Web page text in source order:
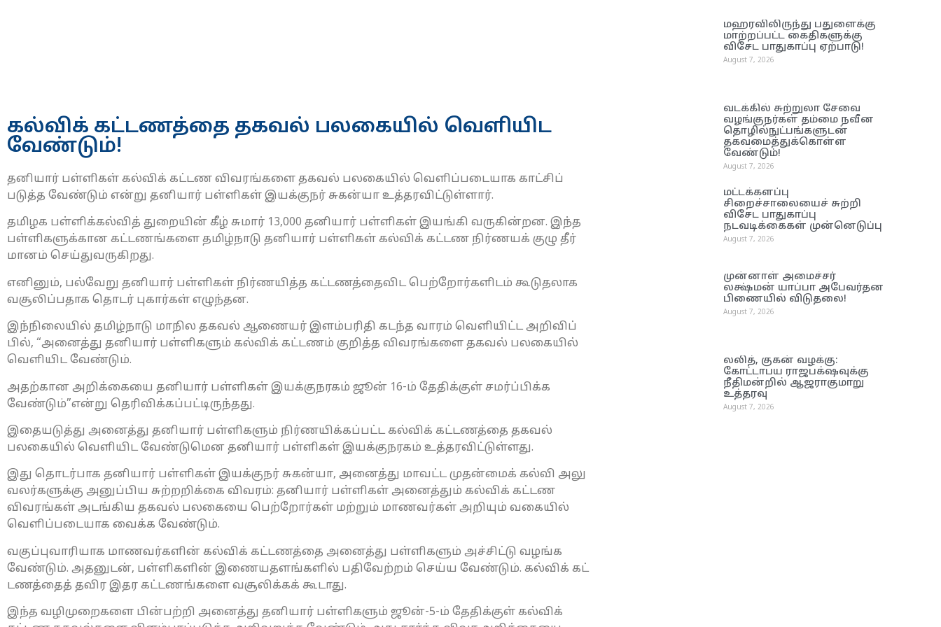
கல்விக் கட்டணத்தை தகவல் பலகையில் வெளியிட
வேண்டும்!
தனி​யார் பள்​ளி​கள் கல்விக் கட்டண விவரங்​களை தகவல் பலகை​யில் வெளிப்​படை​யாக காட்​சிப்​
படுத்த வேண்​டும் என்று தனி​யார் பள்​ளி​கள் இயக்​குநர் சுகன்யா உத்​தர​விட்​டுள்​ளார்.
தமிழக பள்​ளிக்​கல்​வித் துறை​யின் கீழ் சுமார் 13,000 தனியார் பள்​ளி​கள் இயங்கி வரு​கின்​றன. இந்த
பள்​ளி​களுக்​கான கட்​ட​ணங்​களை தமிழ்​நாடு தனி​யார் பள்​ளி​கள் கல்விக் கட்டண நிர்​ணயக் குழு தீர்​
மானம் செய்​து​வரு​கிறது.
எனினும், பல்​வேறு தனி​யார் பள்​ளி​கள் நிர்​ண​யித்த கட்​ட​ணத்​தை​விட பெற்​றோர்​களிடம் கூடு​தலாக
வசூலிப்​ப​தாக தொடர் புகார்​கள் எழுந்​தன.
இந்​நிலை​யில் தமிழ்​நாடு மாநில தகவல் ஆணை​யர் இளம்​பரிதி கடந்த வாரம் வெளி​யிட்ட அறி​விப்​
பில், “அனைத்து தனி​யார் பள்​ளி​களும் கல்விக் கட்​ட​ணம் குறித்த விவரங்​களை தகவல் பலகை​யில்
வெளி​யிட வேண்​டும்.
அதற்​கான அறிக்​கையை தனி​யார் பள்​ளி​கள் இயக்​குநரகம் ஜூன் 16-ம் தேதிக்​குள் சமர்ப்​பிக்க
வேண்​டும்​”என்று தெரிவிக்​கப்​பட்​டிருந்​தது.
இதையடுத்து அனைத்து தனி​யார் பள்​ளி​களும் நிர்​ண​யிக்​கப்​பட்ட கல்விக் கட்​ட​ணத்தை தகவல்
பலகை​யில் வெளி​யிட வேண்​டுமென தனி​யார் பள்​ளி​கள் இயக்​குநரகம் உத்​தர​விட்​டுள்​ளது.
இது தொடர்பாக தனி​யார் பள்​ளி​கள் இயக்குநர் சுகன்​யா, அனைத்து மாவட்ட முதன்​மைக் கல்வி அலு​
வலர்​களுக்கு அனுப்​பிய சுற்​றறிக்கை விவரம்: தனி​யார் பள்​ளி​கள் அனைத்​தும் கல்விக் கட்டண
விவரங்​கள் அடங்​கிய தகவல் பலகையை பெற்​றோர்​கள் மற்​றும் மாணவர்​கள் அறி​யும் வகை​யில்
வெளிப்​படை​யாக வைக்க வேண்​டும்.
வகுப்​பு​வாரி​யாக மாணவர்​களின் கல்விக் கட்​ட​ணத்தை அனைத்து பள்​ளி​களும் அச்​சிட்டு வழங்க
வேண்​டும். அதனுடன், பள்​ளி​களின் இணை​யதளங்​களில் பதிவேற்​றம் செய்ய வேண்​டும். கல்விக் கட்​
ட​ணத்​தைத் தவிர இதர கட்​ட​ணங்​களை வசூலிக்​கக்​ கூ​டாது.
இந்த வழி​முறை​களை பின்​பற்றி அனைத்து தனி​யார் பள்​ளி​களும் ஜூன்​-5-ம் தேதிக்​குள் கல்விக்
மஹரவிலிருந்து பதுளைக்கு
மாற்றப்பட்ட கைதிகளுக்கு
விசேட பாதுகாப்பு ஏற்பாடு!
August 7, 2026
வடக்கில் சுற்றுலா சேவை
வழங்குநர்கள் தம்மை நவீன
தொழில்நுட்பங்களுடன்
தகவமைத்துக்கொள்ள
வேண்டும்!
August 7, 2026
மட்டக்களப்பு
சிறைச்சாலையைச் சுற்றி
விசேட பாதுகாப்பு
நடவடிக்கைகள் முன்னெடுப்பு
August 7, 2026
முன்னாள் அமைச்சர்
லக்ஷ்மன் யாப்பா அபேவர்தன
பிணையில் விடுதலை!
August 7, 2026
லலித், குகன் வழக்கு:
கோட்டாபய ராஜபக்‌ஷவுக்கு
நீதிமன்றில் ஆஜராகுமாறு
உத்தரவு
August 7, 2026